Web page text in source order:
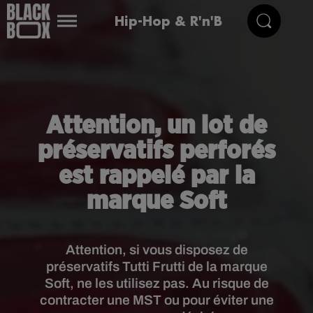
Hip-Hop & R'n'B
Attention, un lot de
préservatifs perforés
est rappelé par la
marque Soft
Attention, si vous disposez de
préservatifs Tutti Frutti de la marque
Soft, ne les utilisez pas. Au risque de
contracter une MST ou pour éviter une